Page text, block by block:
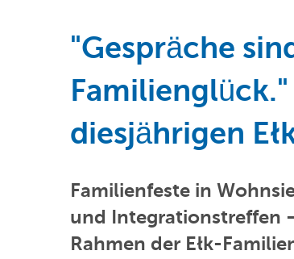
"Gespräche
diesjährigen
Familienfeste in
und Integrationstreffen
Rahmen der Ełk-